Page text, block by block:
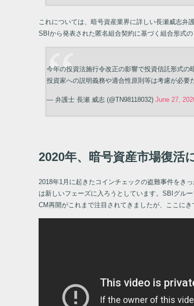
これについては、暗号資産業界に詳しい長瀬威志
SBIから発表された匿名組合契約に基づく組合形式
今年の投資法施行令改正の影響で投資信託形式
投資家への説明義務や適合性原則等は考慮が必要
— 弁護士 長瀬 威志 (@TN98118032) June 27,
2020年、暗号資産市場復活
2018年1月に起きたコインチェックの盗難事件をき
は新しいフェーズに入ろうとしています。SBIグル
CM再開がこれまで注目されてきましたが、ここに